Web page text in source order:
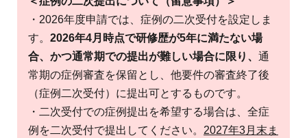
・2026年度申請では、症例の二次受付を設定しま
す。 2026年4月時点で研修歴が5年に満たない場
合、かつ通常期での提出が難しい場合に限り、 通
常期の症例審査を保留とし、他要件の審査終了後
（症例二次受付）に提出可とするものです。
・二次受付での症例提出を希望する場合は、全症
例を二次受付で提出してください。 2027年3月末ま